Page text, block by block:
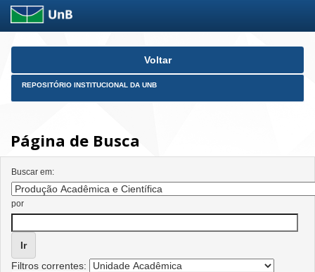
Skip
Voltar
REPOSITÓRIO INSTITUCIONAL DA UNB
Página de Busca
Buscar em:
por
Filtros correntes: